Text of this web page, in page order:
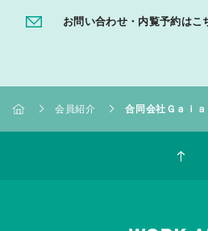
お問い合わせ・内覧予約はこ
会員紹介 合同会社Ｇａｉａ